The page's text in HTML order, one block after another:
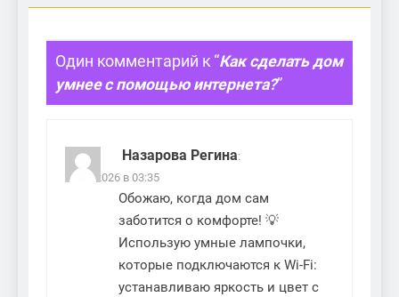
Один комментарий к “Как сделать дом
умнее с помощью интернета?”
Назарова Регина:
15.06.2026 в 03:35
Обожаю, когда дом сам
заботится о комфорте! 💡
Использую умные лампочки,
которые подключаются к Wi-Fi:
устанавливаю яркость и цвет с